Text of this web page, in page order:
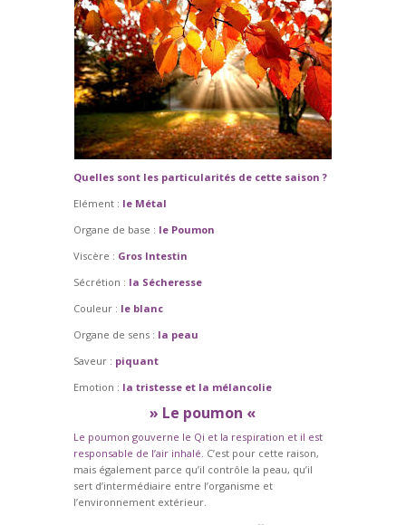
Quelles sont les particularités de cette saison ?
Elément : le Métal
Organe de base : le Poumon
Viscère : Gros Intestin
Sécrétion : la Sécheresse
Couleur : le blanc
Organe de sens : la peau
Saveur : piquant
Emotion : la tristesse et la mélancolie
» Le poumon «
Le poumon gouverne le Qi et la respiration et il est
responsable de l’air inhalé. C’est pour cette raison,
mais également parce qu’il contrôle la peau, qu’il
sert d’intermédiaire entre l’organisme et
l’environnement extérieur.